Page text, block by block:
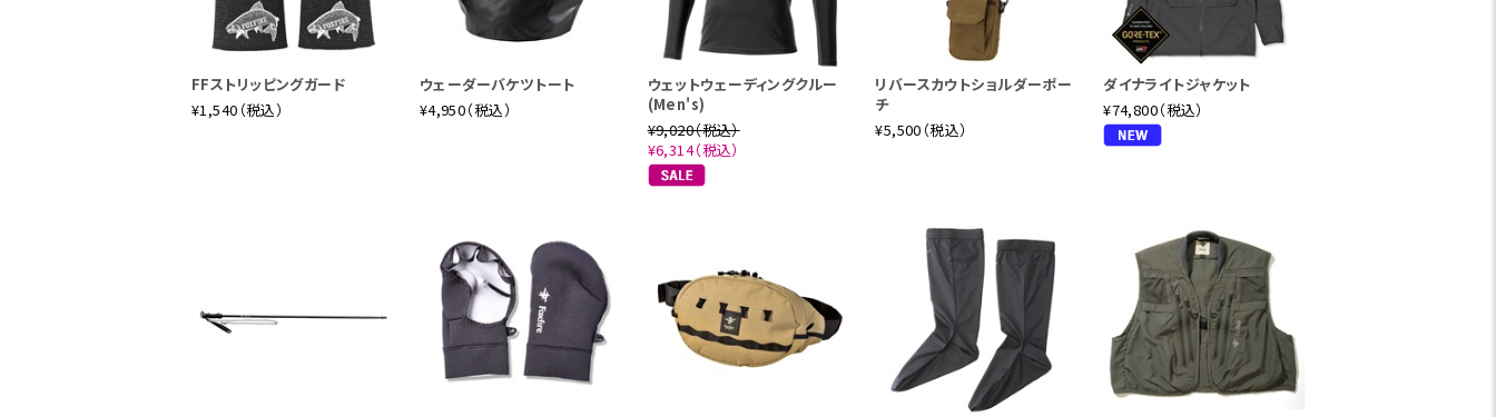
FFストリッピングガード
¥1,540（税込）
ウェーダーバケツトート
¥4,950（税込）
ウェットウェーディングクルー
(Men's)
¥9,020（税込）
¥6,314（税込）
リバースカウトショルダーポー
チ
¥5,500（税込）
ダイナライトジャケット
¥74,800（税込）